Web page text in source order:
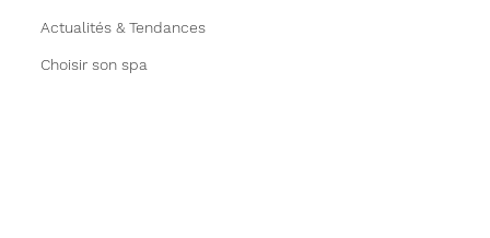
Actualités & Tendances
Choisir son spa